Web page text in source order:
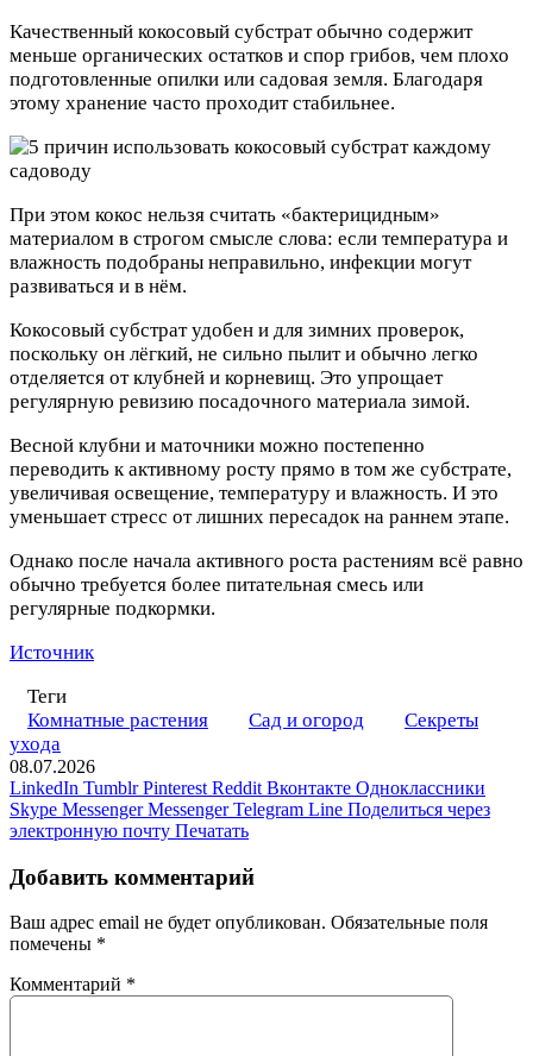
Качественный кокосовый субстрат обычно содержит
меньше органических остатков и спор грибов, чем плохо
подготовленные опилки или садовая земля. Благодаря
этому хранение часто проходит стабильнее.
При этом кокос нельзя считать «бактерицидным»
материалом в строгом смысле слова: если температура и
влажность подобраны неправильно, инфекции могут
развиваться и в нём.
Кокосовый субстрат удобен и для зимних проверок,
поскольку он лёгкий, не сильно пылит и обычно легко
отделяется от клубней и корневищ. Это упрощает
регулярную ревизию посадочного материала зимой.
Весной клубни и маточники можно постепенно
переводить к активному росту прямо в том же субстрате,
увеличивая освещение, температуру и влажность. И это
уменьшает стресс от лишних пересадок на раннем этапе.
Однако после начала активного роста растениям всё равно
обычно требуется более питательная смесь или
регулярные подкормки.
Источник
Теги
Комнатные растения
Сад и огород
Секреты
ухода
08.07.2026
LinkedIn Tumblr Pinterest Reddit Вконтакте Одноклассники
Skype Messenger Messenger Telegram Line Поделиться через
электронную почту Печатать
Добавить комментарий
Ваш адрес email не будет опубликован. Обязательные поля
помечены *
Комментарий *